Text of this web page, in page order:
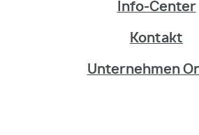
Info-Center
Kontakt
Unternehmen